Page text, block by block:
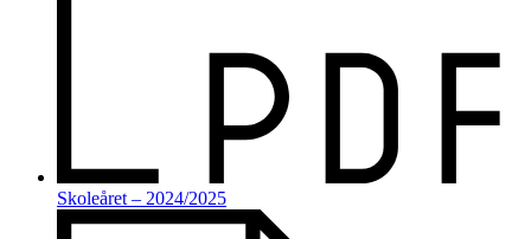
Skoleåret – 2024/2025